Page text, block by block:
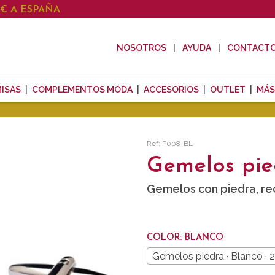
A ESPAÑA
NOSOTROS AYUDA
COMPLEMENTOS MODA ACCESORIOS OUTLET
Ref: P008-BL
Gemelos
Gemelos con piedra,
COLOR: BLANCO
Gemelos piedra · Blanco ·